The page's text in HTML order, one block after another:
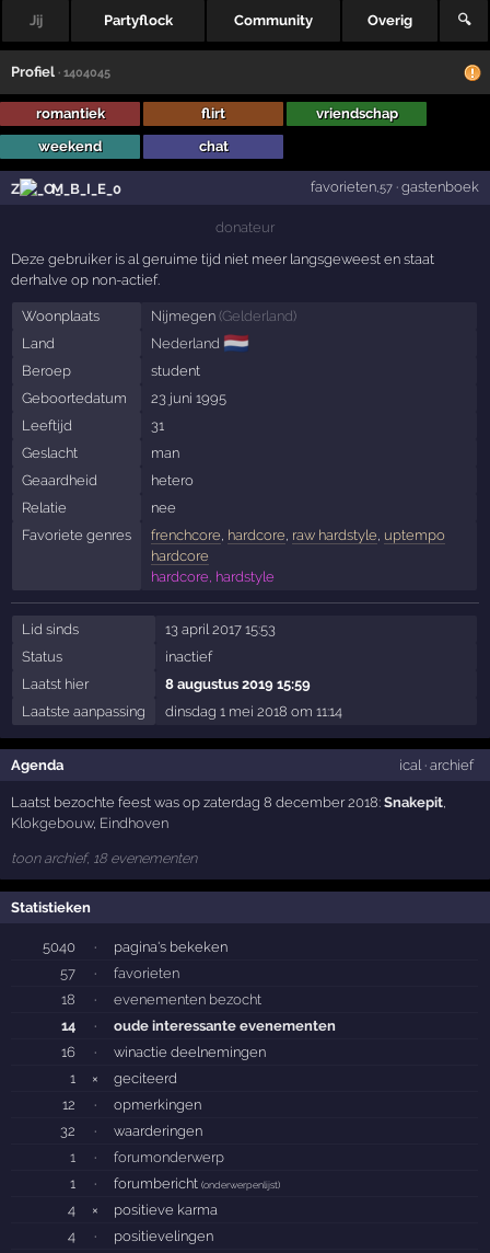
Jij Partyflock Community Overig 🔍
Profiel · 1404045
romantiek flirt
vriendschap
weekend
chat
Z M_B_I_E_0 favorieten,57· gastenboek
donateur
Deze gebruiker is al geruime tijd niet meer langsgeweest en staat
derhalve op non-actief.
Woonplaats Nijmegen (Gelderland)
Land
Nederland 🇳🇱
Beroep
student
Geboortedatum
23 juni 1995
Leeftijd
31
Geslacht
man
Geaardheid
hetero
Relatie
nee
Favoriete genres
frenchcore hardcore raw hardstyle uptempo
hardcore
hardcore, hardstyle
Lid sinds
13 april 2017 15:53
Status
inactief
Laatst hier
8 augustus 2019 15:59
Laatste aanpassing
dinsdag 1 mei 2018 om 11:14
Agenda ical· archief
Laatst bezochte feest was op zaterdag 8 december 2018:Snakepit,
Klokgebouw, Eindhoven
toon archief, 18 evenementen
Statistieken
5040 ·
pagina's bekeken
57
·
favorieten
18
·
evenementen bezocht
14
·
oude interessante evenementen
16
·
winactie deelnemingen
1
×
geciteerd
12
·
opmerkingen
32
·
waarderingen
1
·
forumonderwerp
1
· forumbericht(onderwerpenlijst)
4 ×
positieve karma
4
·
positievelingen